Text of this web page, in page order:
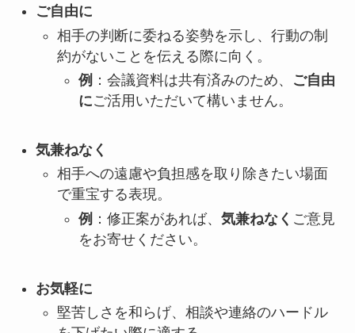
ご自由に
相手の判断に委ねる姿勢を示し、行動の制
約がないことを伝える際に向く。
例 ：会議資料は共有済みのため、
ご自由
にご活用いただいて構いません。
気兼ねなく
相手への遠慮や負担感を取り除きたい場面
で重宝する表現。
例 ：修正案があれば、 気兼ねなく ご意見
をお寄せください。
お気軽に
堅苦しさを和らげ、相談や連絡のハードル